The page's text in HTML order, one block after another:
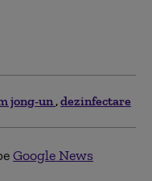
jong-un dezinfectare
Google News